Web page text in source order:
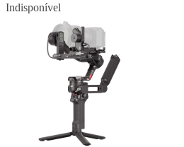
Indisponível